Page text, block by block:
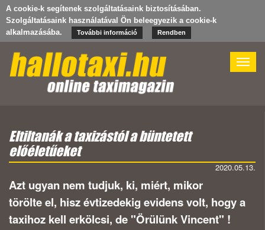
A cookie-k segítenek szolgáltatásaink biztosításában.
Szolgáltatásaink használatával Ön beleegyezik a cookie-k
alkalmazásába.
További információ Rendben
Toggle
Eltiltanák a taxizástól a büntetett
előéletűeket
2020.05.13.
Azt ugyan nem tudjuk, ki, miért, mikor
törölte el, hisz évtizedekig evidens volt, hogy a
taxihoz kell erkölcsi, de "Örülünk Vincent" !